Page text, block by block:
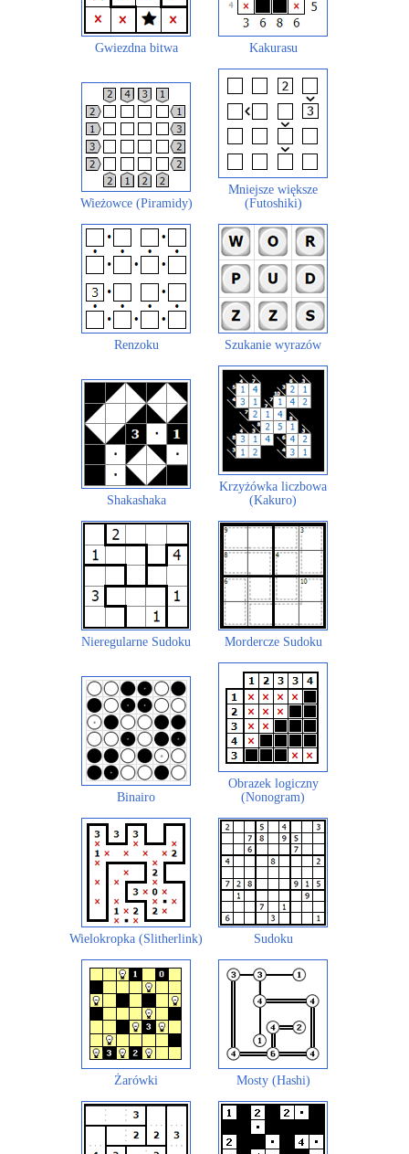
Gwiezdna bitwa Kakurasu
Wieżowce (Piramidy)
Mniejsze większe
(Futoshiki)
Renzoku Szukanie wyrazów
Shakashaka
Krzyżówka liczbowa
(Kakuro)
Nieregularne Sudoku Mordercze Sudoku
Binairo
Obrazek logiczny
(Nonogram)
Wielokropka (Slitherlink) Sudoku
Żarówki Mosty (Hashi)